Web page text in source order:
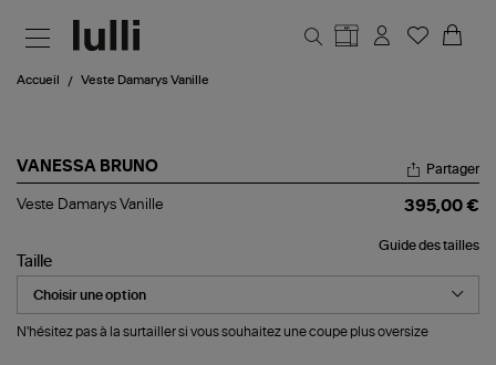
Accueil Veste Damarys Vanille
VANESSA BRUNO
Veste
Partager
Veste Damarys Vanille 395,00 €
Guide des tailles
Taille
N'hésitez pas à la surtailler si vous souhaitez une coupe plus oversize